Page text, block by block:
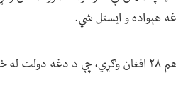
هېواده و ایستل شي.
کړل.